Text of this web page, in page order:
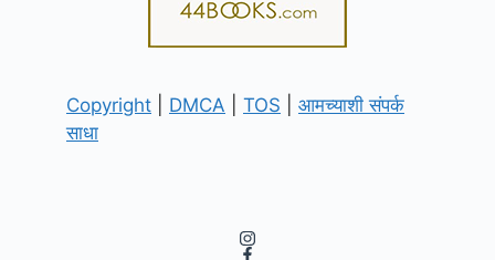
Copyright DMCA TOS
आमच्याशी संपर्क
साधा